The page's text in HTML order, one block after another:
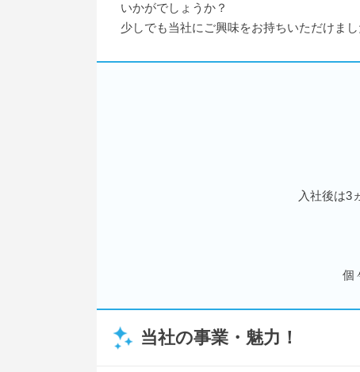
いかがでしょうか？
少しでも当社にご興味をお持ちいただけま
入社後は3
個
当社の事業・魅力！